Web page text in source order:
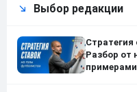
Выбор редакции
Стратегия
Разбор от